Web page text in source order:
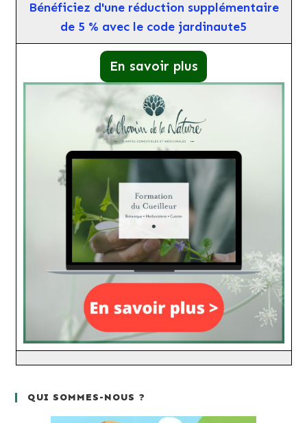
Bénéficiez d'une réduction supplémentaire
de 5 % avec le code jardinaute5
En savoir plus
QUI SOMMES-NOUS ?